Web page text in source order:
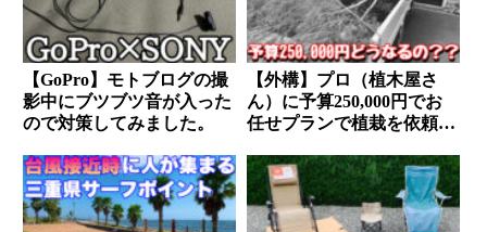
【GoPro】モトブログの撮
影中にブツブツ音が入った
ので対策してみました。
【外構】プロ（植木屋さ
ん）に予算250,000円でお
任せプランで植栽を依頼し